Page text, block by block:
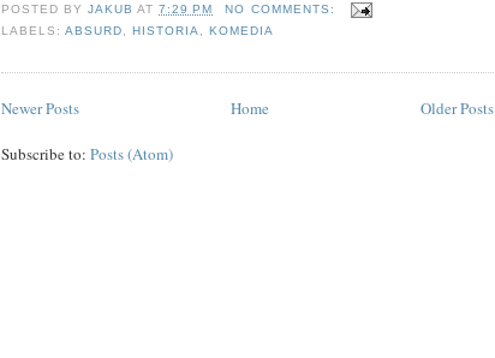
POSTED BYJAKUB AT7:29 PM
NO COMMENTS:
LABELS:ABSURD ,HISTORIA ,KOMEDIA
Newer Posts Older Posts
Home
Subscribe to: Posts (Atom)